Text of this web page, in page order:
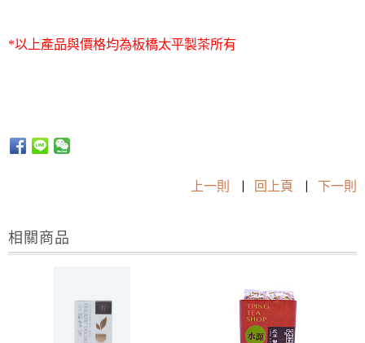
*以上產品與價格均為板橋太平製茶所有
上一則 | 回上頁 | 下一則
相關商品